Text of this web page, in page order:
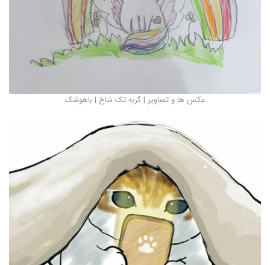
عکس ها و تصاویر | گربه تک شاخ | باهوشک